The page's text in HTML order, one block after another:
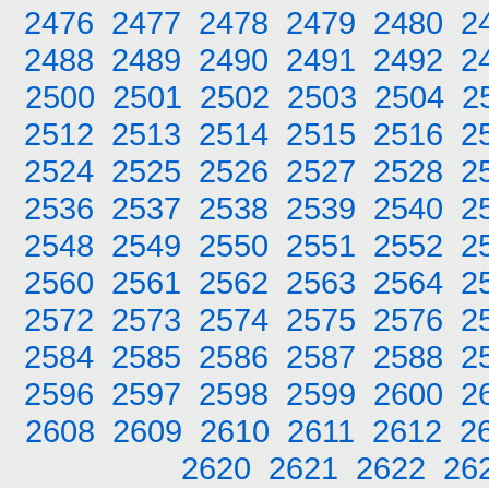
2476 2477 2478 2479 2480
2488 2489 2490 2491 2492
2500 2501 2502 2503 2504
2512 2513 2514 2515 2516
2524 2525 2526 2527 2528
2536 2537 2538 2539 2540
2548 2549 2550 2551 2552
2560 2561 2562 2563 2564
2572 2573 2574 2575 2576
2584 2585 2586 2587 2588
2596 2597 2598 2599 2600
2608 2609 2610 2611 2612
2620 2621 2622